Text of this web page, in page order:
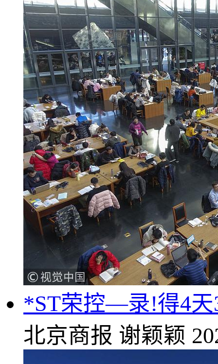
*ST荣控—录!得4天
北京商报 谢颖颖